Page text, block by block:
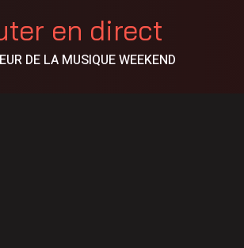
en direct
DE LA MUSIQUE WEEKEND